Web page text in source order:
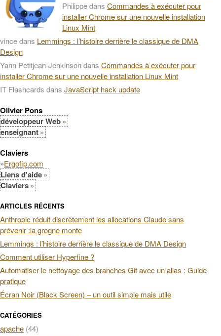
Philippedans Commandes à exécuter pour
installer Chrome sur une nouvelle installation
Linux Mint
vincedans Lemmings : l’histoire derrière le classique de DMA
Design
Yann Petitjean-Jenkinsondans Commandes à exécuter pour
installer Chrome sur une nouvelle installation Linux Mint
IT Flashcards dans JavaScript hack update
Olivier Pons
développeur Web
enseignant
Claviers
»Ergofip.com
Liens d'aide
Claviers
ARTICLES RÉCENTS
Anthropic réduit discrètement les allocations Claude sans
prévenir :la grogne monte
Lemmings : l’histoire derrière le classique de DMA Design
Comment utiliser Hyperfine ?
Automatiser le nettoyage des branches Git avec un alias : Guide
pratique
Écran Noir (Black Screen) – un outil simple mais utile
CATÉGORIES
apache (44)